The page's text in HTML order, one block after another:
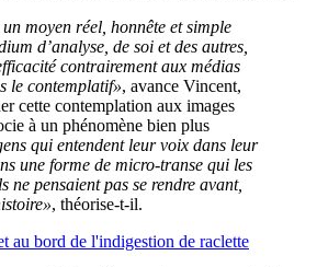
moyen réel, honnête et simple
d’analyse, de soi et des autres,
contrairement aux médias
le contemplatif», avance Vincent,
cette contemplation aux images
à un phénomène bien plus
qui entendent leur voix dans leur
une forme de micro-transe qui les
ne pensaient pas se rendre avant,
, théorise-t-il.
au bord de l'indigestion de raclette